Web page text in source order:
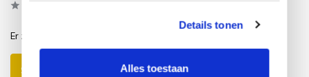
Details tonen
Alles toestaan
Er zijn nog geen reviews geschreven over dit product..
Schrijf je eigen review